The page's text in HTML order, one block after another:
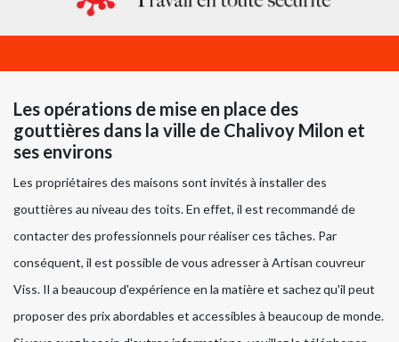
Les opérations de mise en place des
gouttières dans la ville de Chalivoy Milon et
ses environs
Les propriétaires des maisons sont invités à installer des
gouttières au niveau des toits. En effet, il est recommandé de
contacter des professionnels pour réaliser ces tâches. Par
conséquent, il est possible de vous adresser à Artisan couvreur
Viss. Il a beaucoup d'expérience en la matière et sachez qu'il peut
proposer des prix abordables et accessibles à beaucoup de monde.